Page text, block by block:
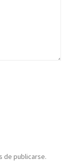
de publicarse.